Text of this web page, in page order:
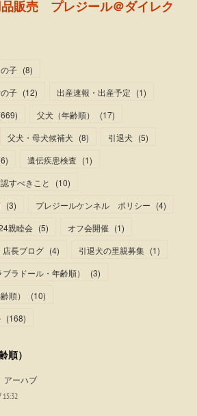
品販売 プレジール＠ダイレク
子 (8)
子 (12) 出産速報・出産予定 (1)
669) 父犬（年齢順） (17)
父犬・母犬候補犬 (8) 引退犬 (5)
6) 遺伝疾患検査 (1)
すべきこと
(10)
(3) プレジールケンネル ポリシー (4)
親睦会 (5) オフ会開催 (1)
店長ブログ (4) 引退犬の里親募集 (1)
ラドール・年齢順） (3)
順）
(10)
(168)
順）
ーハブ
15:32